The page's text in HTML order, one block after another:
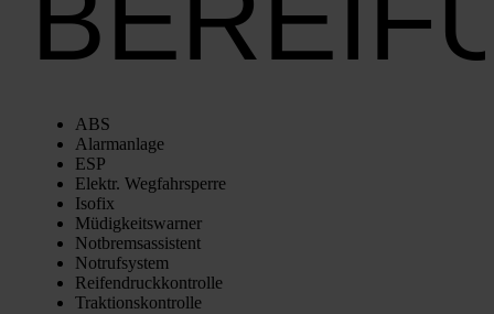
ABS
Alarm­an­la­ge
ESP
Elektr. Weg­fahr­sper­re
Iso­fix
Müdig­keits­war­ner
Not­brems­as­sis­tent
Not­ruf­sys­tem
Rei­fen­druck­kon­trol­le
Trak­ti­ons­kon­trol­le